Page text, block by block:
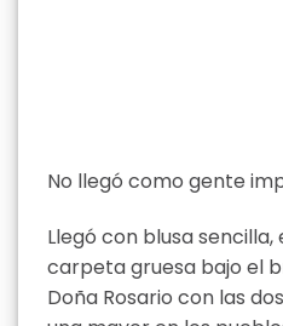
No llegó como gente
Llegó con blusa
carpeta gruesa bajo el
Doña Rosario con las